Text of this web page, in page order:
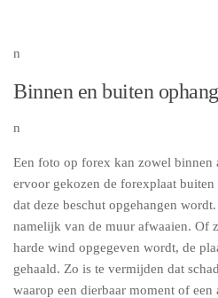
n
Binnen en buiten
n
Een foto op forex kan zowel binnen
ervoor gekozen de forexplaat
dat deze beschut opgehangen
namelijk van de muur afwaaien. Of
harde wind opgegeven wordt, de
gehaald. Zo is te vermijden dat
waarop een dierbaar moment of